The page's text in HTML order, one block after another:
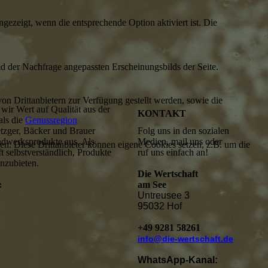
Wert auf Qualität aus der
die Genussregion
Bäcker und Brauer
aus. Als
selbstverständlich, Produkte
KONTAKT
Folg uns in den sozialen
Medien, mail uns oder
ruf uns einfach an!
Die Wertschaft
am See
Untreusee 3
95032 Hof
+49 9281 58261
info@die-wertschaft.de
WhatsApp-Kanal:
wenn die entsprechende Option aktiviert ist. Die
Nachfrage angepassten Erscheinungsbilds der Seite.
Drittanbietern zur Verfügung gestellt werden, sowie die
Diese Drittanbieter können eigene Cookies setzen, z.B. um die